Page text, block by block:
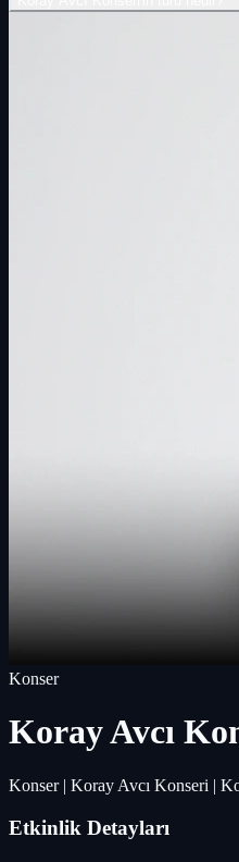
Konser
Koray Avcı
Konser | Koray Avcı Konseri |
Etkinlik Detayları